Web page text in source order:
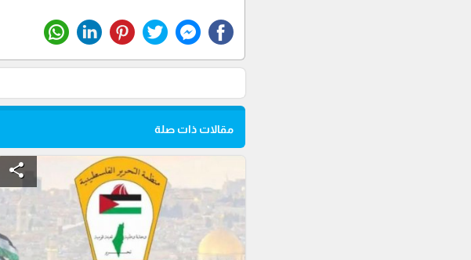
مقالات ذات صلة
share